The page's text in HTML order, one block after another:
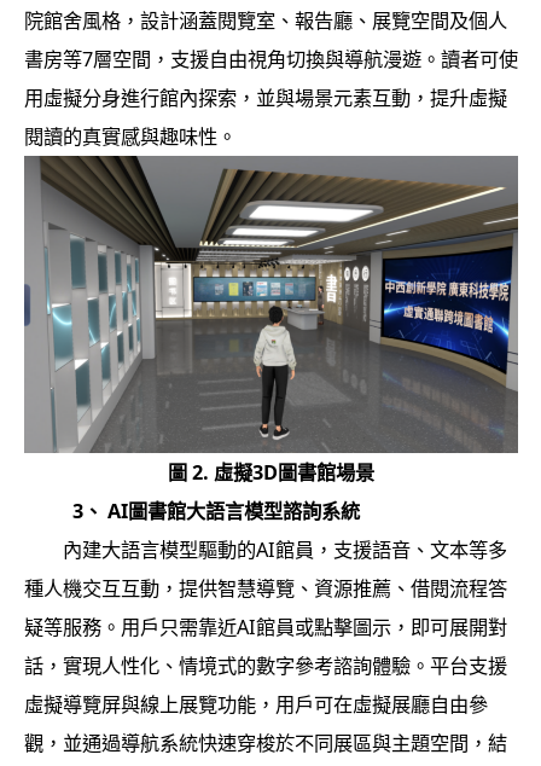
院館舍風格，設計涵蓋閱覽室、報告廳、展覽空間及個人
書房等7層空間，支援自由視角切換與導航漫遊。讀者可使
用虛擬分身進行館內探索，並與場景元素互動，提升虛擬
閱讀的真實感與趣味性。
圖 2. 虛擬3D圖書館場景
3、 AI圖書館大語言模型諮詢系統
內建大語言模型驅動的AI館員，支援語音、文本等多
種人機交互互動，提供智慧導覽、資源推薦、借閱流程答
疑等服務。用戶只需靠近AI館員或點擊圖示，即可展開對
話，實現人性化、情境式的數字參考諮詢體驗。平台支援
虛擬導覽屏與線上展覽功能，用戶可在虛擬展廳自由參
觀，並通過導航系統快速穿梭於不同展區與主題空間，結